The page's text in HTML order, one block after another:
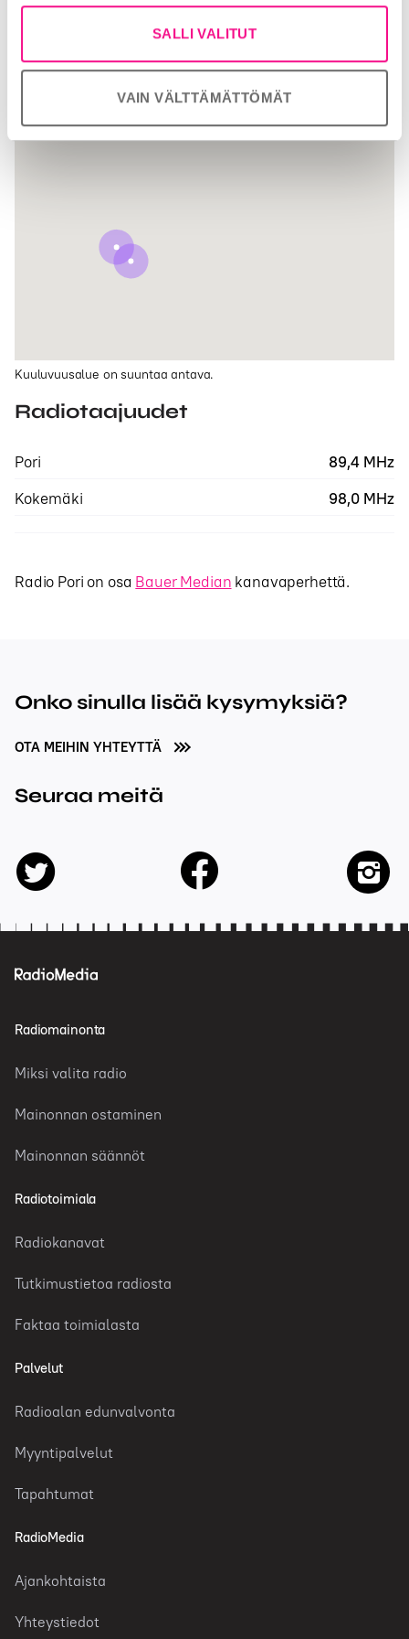
SALLI VALITUT
VAIN VÄLTTÄMÄTTÖMÄT
Kuuluvuusalue on suuntaa antava.
Radiotaajuudet
Pori
89,4 MHz
Kokemäki
98,0 MHz
Radio Pori on osa Bauer Median kanavaperhettä.
Onko sinulla lisää kysymyksiä?
OTA MEIHIN YHTEYTTÄ
Seuraa meitä
twitter facebook
Radiomainonta
Miksi valita radio
Mainonnan ostaminen
Mainonnan säännöt
Radiotoimiala
Radiokanavat
Tutkimustietoa radiosta
Faktaa toimialasta
Palvelut
Radioalan edunvalvonta
Myyntipalvelut
Tapahtumat
RadioMedia
Ajankohtaista
Yhteystiedot